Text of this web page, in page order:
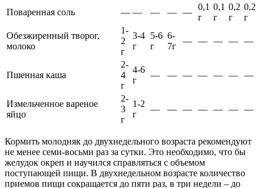
Поваренная соль — — — — —
0,1
г
0,1
г
0,2
г
0,2
г
Обезжиренный творог,
молоко
1-
2
г
3-4
г
5-6
г
6-
7г
— — — — —
Пшенная каша
2-
4
г
4-6
г
— — — — — — —
Измельченное вареное
яйцо
2-
3
г
1-2
г
— — — — — — —
Кормить молодняк до двухнедельного возраста рекомендуют
не менее семи-восьми раз за сутки. Это необходимо, что бы
желудок окреп и научился справляться с объемом
поступающей пищи. В двухнедельном возрасте количество
приемов пищи сокращается до пяти раз, в три недели – до